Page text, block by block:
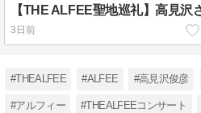
3日前
#THEALFEE #ALFEE #高見沢俊彦
#アルフィー #THEALFEEコンサート